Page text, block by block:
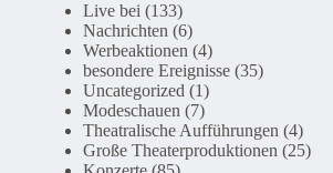
Live bei (133)
Nachrichten (6)
Werbeaktionen (4)
besondere Ereignisse (35)
Uncategorized (1)
Modeschauen (7)
Theatralische Aufführungen (4)
Große Theaterproduktionen (25)